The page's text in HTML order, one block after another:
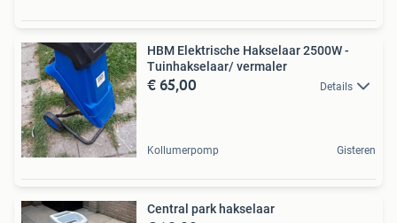
HBM Elektrische Hakselaar 2500W -
Tuinhakselaar/ vermaler
€ 65,00 Details
Kollumerpomp Gisteren
Central park hakselaar